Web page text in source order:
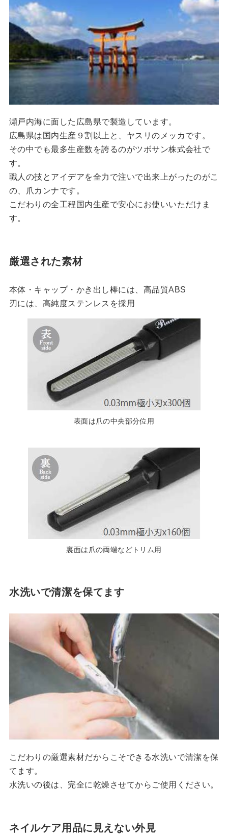
瀬戸内海に面した広島県で製造しています。
広島県は国内生産９割以上と、ヤスリのメッカです。
その中でも最多生産数を誇るのがツボサン株式会社で
す。
職人の技とアイデアを全力で注いで出来上がったのがこ
の、爪カンナです。
こだわりの全工程国内生産で安心にお使いいただけま
す。
厳選された素材
本体・キャップ・かき出し棒には、高品質ABS
刃には、高純度ステンレスを採用
表面は爪の中央部分位用
裏面は爪の両端などトリム用
水洗いで清潔を保てます
こだわりの厳選素材だからこそできる水洗いで清潔を保
てます。
水洗いの後は、完全に乾燥させてからご使用ください。
ネイルケア用品に見えない外見